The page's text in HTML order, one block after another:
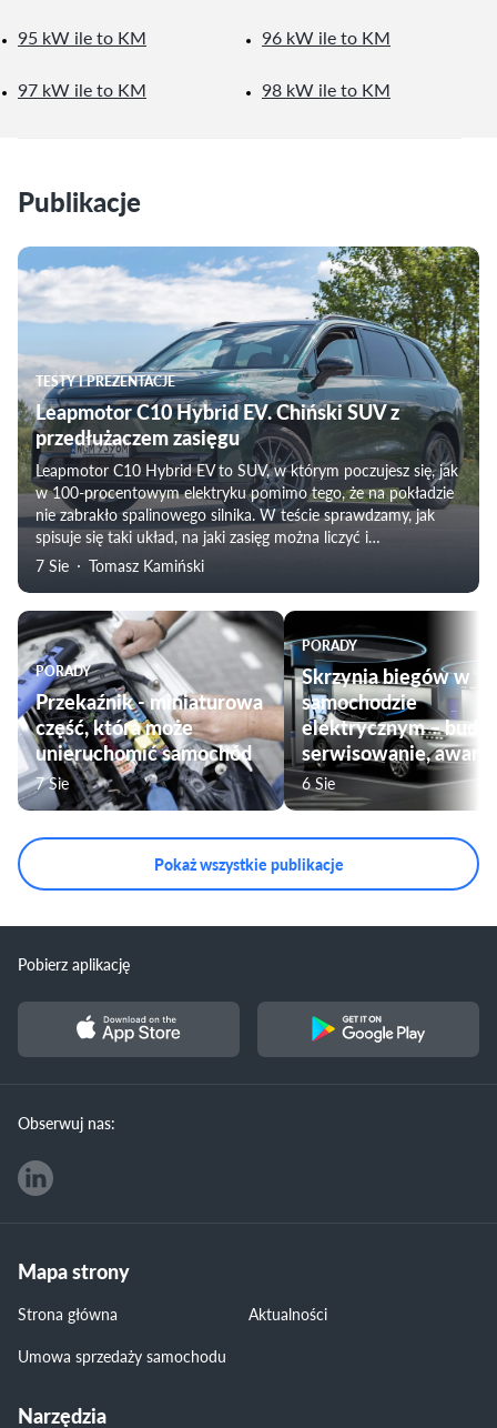
95 kW ile to KM 96 kW ile to KM
97 kW ile to KM 98 kW ile to KM
Publikacje
TESTY I PREZENTACJE
Leapmotor C10 Hybrid EV. Chiński SUV z
przedłużaczem zasięgu
Leapmotor C10 Hybrid EV to SUV, w którym poczujesz się, jak
w 100-procentowym elektryku pomimo tego, że na pokładzie
nie zabrakło spalinowego silnika. W teście sprawdzamy, jak
spisuje się taki układ, na jaki zasięg można liczyć i
weryfikujemy subiektywne odczucia towarzyszące
rodziny.
7 Sie Tomasz Kamiński
PORADY
Przekaźnik - miniaturowa
część, która może
unieruchomić samochód
7 Sie
PORADY
Skrzynia biegów w
samochodzie
elektrycznym –
serwisowanie, awarie
6 Sie
Pokaż wszystkie publikacje
Pobierz aplikację
Obserwuj nas:
Mapa strony
Strona główna
Aktualności
Umowa sprzedaży samochodu
Narzędzia